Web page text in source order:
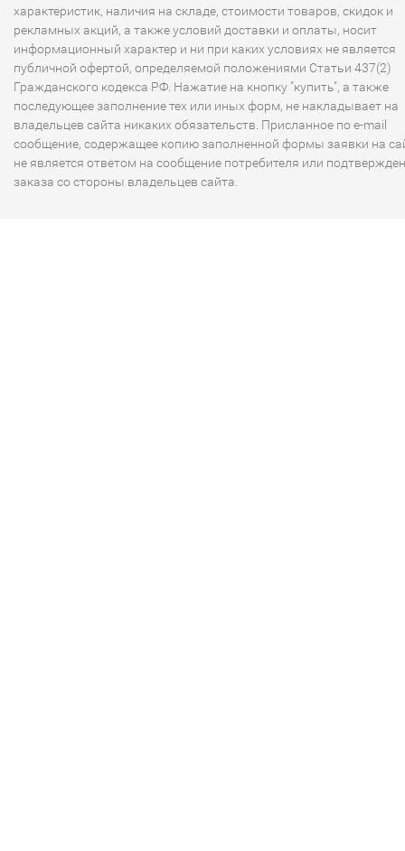
характеристик, наличия на складе, стоимости товаров, скидок и
рекламных акций, а также условий доставки и оплаты, носит
информационный характер и ни при каких условиях не является
публичной офертой, определяемой положениями Статьи 437(2)
Гражданского кодекса РФ. Нажатие на кнопку "купить", а также
последующее заполнение тех или иных форм, не накладывает на
владельцев сайта никаких обязательств. Присланное по e-mail
сообщение, содержащее копию заполненной формы заявки на
не является ответом на сообщение потребителя или
заказа со стороны владельцев сайта.